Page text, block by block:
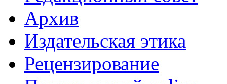
Архив
Издательская этика
Рецензирование